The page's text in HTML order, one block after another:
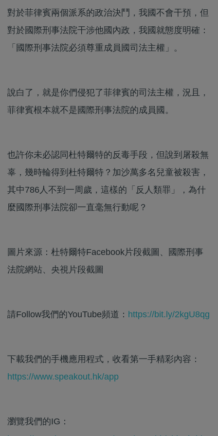
對於菲律賓兩個派系的政治決鬥，我國不會干預，但
對於國際刑事法院干涉他國內政，我國就態度明確：
「國際刑事法院必須尊重成員國司法主權」。
說白了，就是你們侵犯了菲律賓的司法主權，況且，
菲律賓根本就不是國際刑事法院的成員國。
也許你未必認同杜特爾特的反毒手段，但說到屠殺無
辜，幾時輪得到杜特爾特？加沙萬多名兒童被殺害，
其中786人不到一周歲，這樣的「反人類罪」，為什
麼國際刑事法院卻一直毫無行動呢？
圖片來源：杜特爾特Facebook片段截圖、國際刑事
法院網站、央視片段截圖
請Follow我們的YouTube頻道： https://bit.ly/2kgU8qg
下載我們的手機應用程式，收看第一手精彩內容：
https://www.speakout.hk/app
瀏覽我們的IG：